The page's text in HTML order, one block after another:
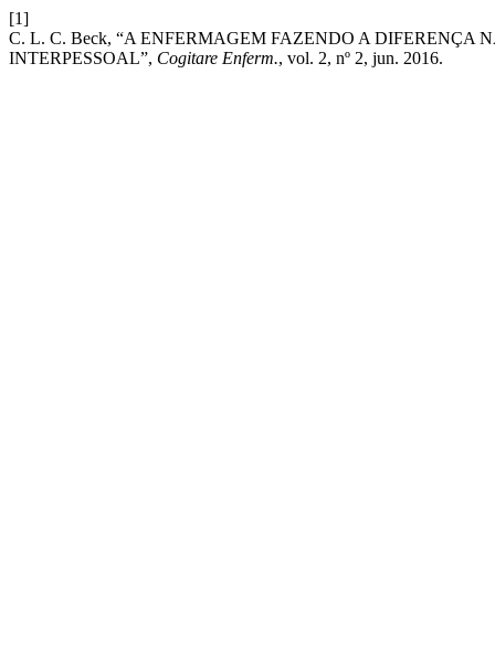
[1]
C. L. C. Beck, “A ENFERMAGEM FAZENDO A DIFERENÇA
INTERPESSOAL”, Cogitare Enferm., vol. 2, nº 2, jun. 2016.